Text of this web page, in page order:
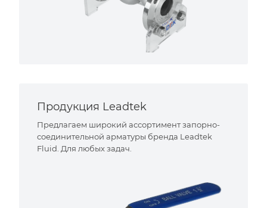
Продукция Leadtek
Предлагаем широкий ассортимент запорно-
соединительной арматуры бренда Leadtek
Fluid. Для любых задач.